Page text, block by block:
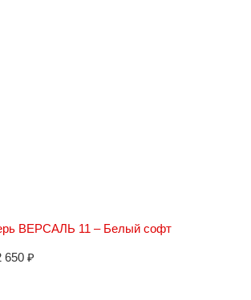
ВЕРСАЛЬ 11 – Белый софт
650 ₽